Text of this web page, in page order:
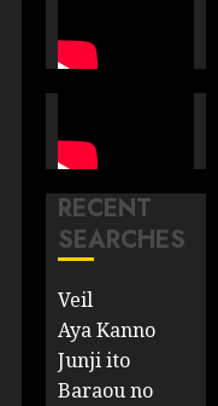
RECENT
SEARCHES
Veil
Aya Kanno
Junji ito
Baraou no